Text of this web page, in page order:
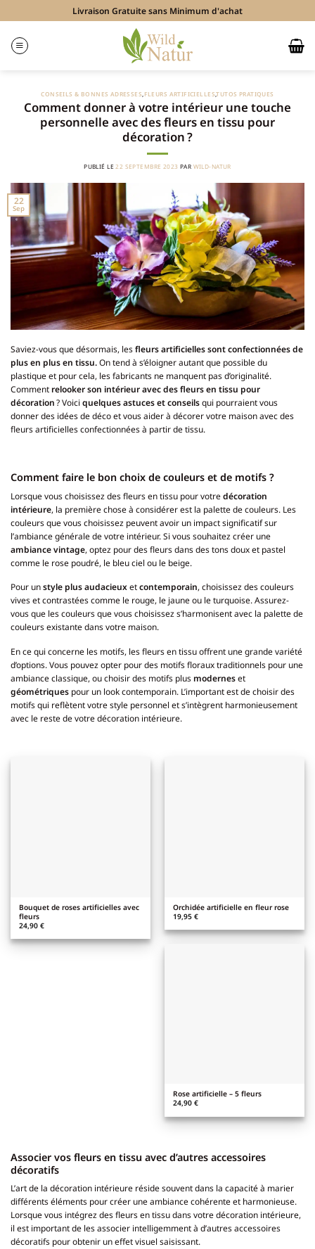
au
Livraison Gratuite sans Minimum d'achat
CONSEILS & BONNES ADRESSES FLEURS ARTIFICIELLES,TUTOS PRATIQUES
Comment donner à votre intérieur une touche
personnelle avec des fleurs en tissu pour
décoration ?
PUBLIÉ LE22 SEPTEMBRE 2023 PAR WILD-NATUR
22
Sep
Saviez-vous que désormais, lesfleurs artificielles sont confectionnées de
plus en plus en tissu.On tend à s’éloigner autant que possible du
plastique et pour cela, les fabricants ne manquent pas d’originalité.
Comment relooker son intérieur avec des fleurs en tissu pour
décoration? Voici quelques astuces et conseilsqui pourraient vous
donner des idées de déco et vous aider à décorer votre maison avec des
fleurs artificielles confectionnées à partir de tissu.
Comment faire le bon choix de couleurs et de motifs ?
Lorsque vous choisissez des fleurs en tissu pour votredécoration
intérieure, la première chose à considérer est la palette de couleurs. Les
couleurs que vous choisissez peuvent avoir un impact significatif sur
l’ambiance générale de votre intérieur. Si vous souhaitez créer une
ambiance vintage, optez pour des fleurs dans des tons doux et pastel
comme le rose poudré, le bleu ciel ou le beige.
Pour unstyle plus audacieuxetcontemporain, choisissez des couleurs
vives et contrastées comme le rouge, le jaune ou le turquoise. Assurez-
vous que les couleurs que vous choisissez s’harmonisent avec la palette de
couleurs existante dans votre maison.
En ce qui concerne les motifs, les fleurs en tissu offrent une grande variété
d’options. Vous pouvez opter pour des motifs floraux traditionnels pour une
ambiance classique, ou choisir des motifs plus moderneset
géométriques pour un look contemporain. L’important est de choisir des
motifs qui reflètent votre style personnel et s’intègrent harmonieusement
avec le reste de votre décoration intérieure.
Bouquet de roses artificielles avec
fleurs
24,90€
Orchidée artificielle en fleur rose
19,95€
Rose artificielle – 5 fleurs
24,90€
Associer vos fleurs en tissu avec d’autres accessoires
décoratifs
L’art de la décoration intérieure réside souvent dans la capacité à marier
différents éléments pour créer une ambiance cohérente et harmonieuse.
Lorsque vous intégrez des fleurs en tissu dans votre décoration intérieure,
il est important de les associer intelligemment à d’autres accessoires
décoratifs pour obtenir un effet visuel saisissant.